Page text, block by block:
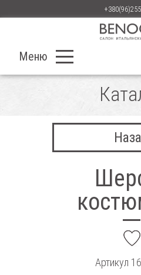
Меню
Артикул